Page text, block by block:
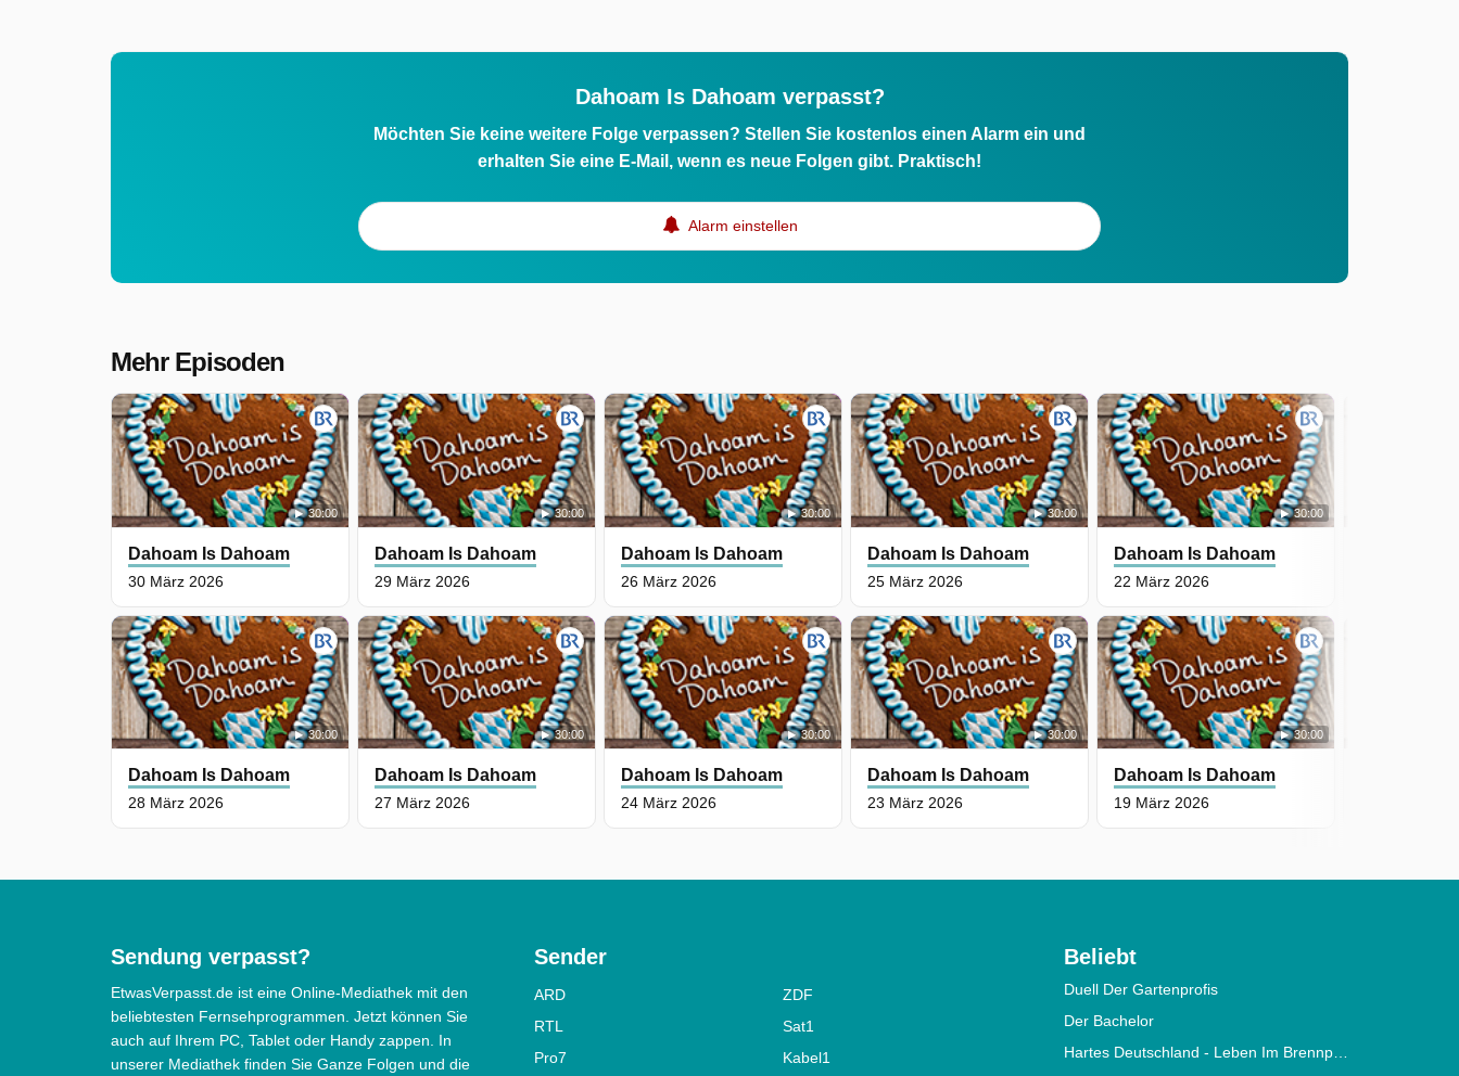
Dahoam Is Dahoam verpasst?
Möchten Sie keine weitere Folge verpassen? Stellen Sie kostenlos einen Alarm ein und
erhalten Sie eine E-Mail, wenn es neue Folgen gibt. Praktisch!
Alarm einstellen
Mehr Episoden
30:00
Dahoam Is Dahoam
30 März 2026
30:00
Dahoam Is Dahoam
29 März 2026
30:00
Dahoam Is Dahoam
28 März 2026
30:00
Dahoam Is Dahoam
27 März 2026
30:00
Dahoam Is Dahoam
26 März 2026
30:00
Dahoam Is Dahoam
25 März 2026
30:00
Dahoam Is Dahoam
24 März 2026
30:00
Dahoam Is Dahoam
23 März 2026
30:00
Dahoam Is Dahoam
22 März 2026
30:00
Dahoam Is Dahoam
19 März 2026
Sendung verpasst?
EtwasVerpasst.de ist eine Online-Mediathek mit den
beliebtesten Fernsehprogrammen. Jetzt können Sie
auch auf Ihrem PC, Tablet oder Handy zappen. In
unserer Mediathek finden Sie Ganze Folgen und die
Sender
ARD
ZDF
RTL
Sat1
Pro7
Kabel1
Beliebt
Duell Der Gartenprofis
Der Bachelor
Hartes Deutschland - Leben Im Brennpunkt